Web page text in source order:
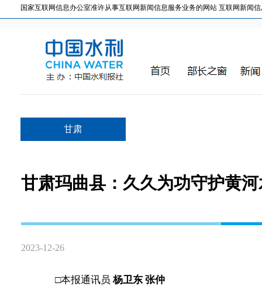
国家互联网信息办公室准许从事互联网新闻信息服务业务的网站 互联网新闻信
甘肃
甘肃玛曲县：久久为功守护黄
2023-12-26
□本报通讯员杨卫东 张仲